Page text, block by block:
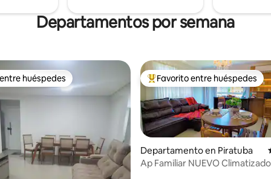
Departamentos por semana
huéspedes
huéspedes Favorito entre los huéspedes
Favorito entre huéspedes
Departamento en Piratuba
Ap Familiar NUEVO Climatizado